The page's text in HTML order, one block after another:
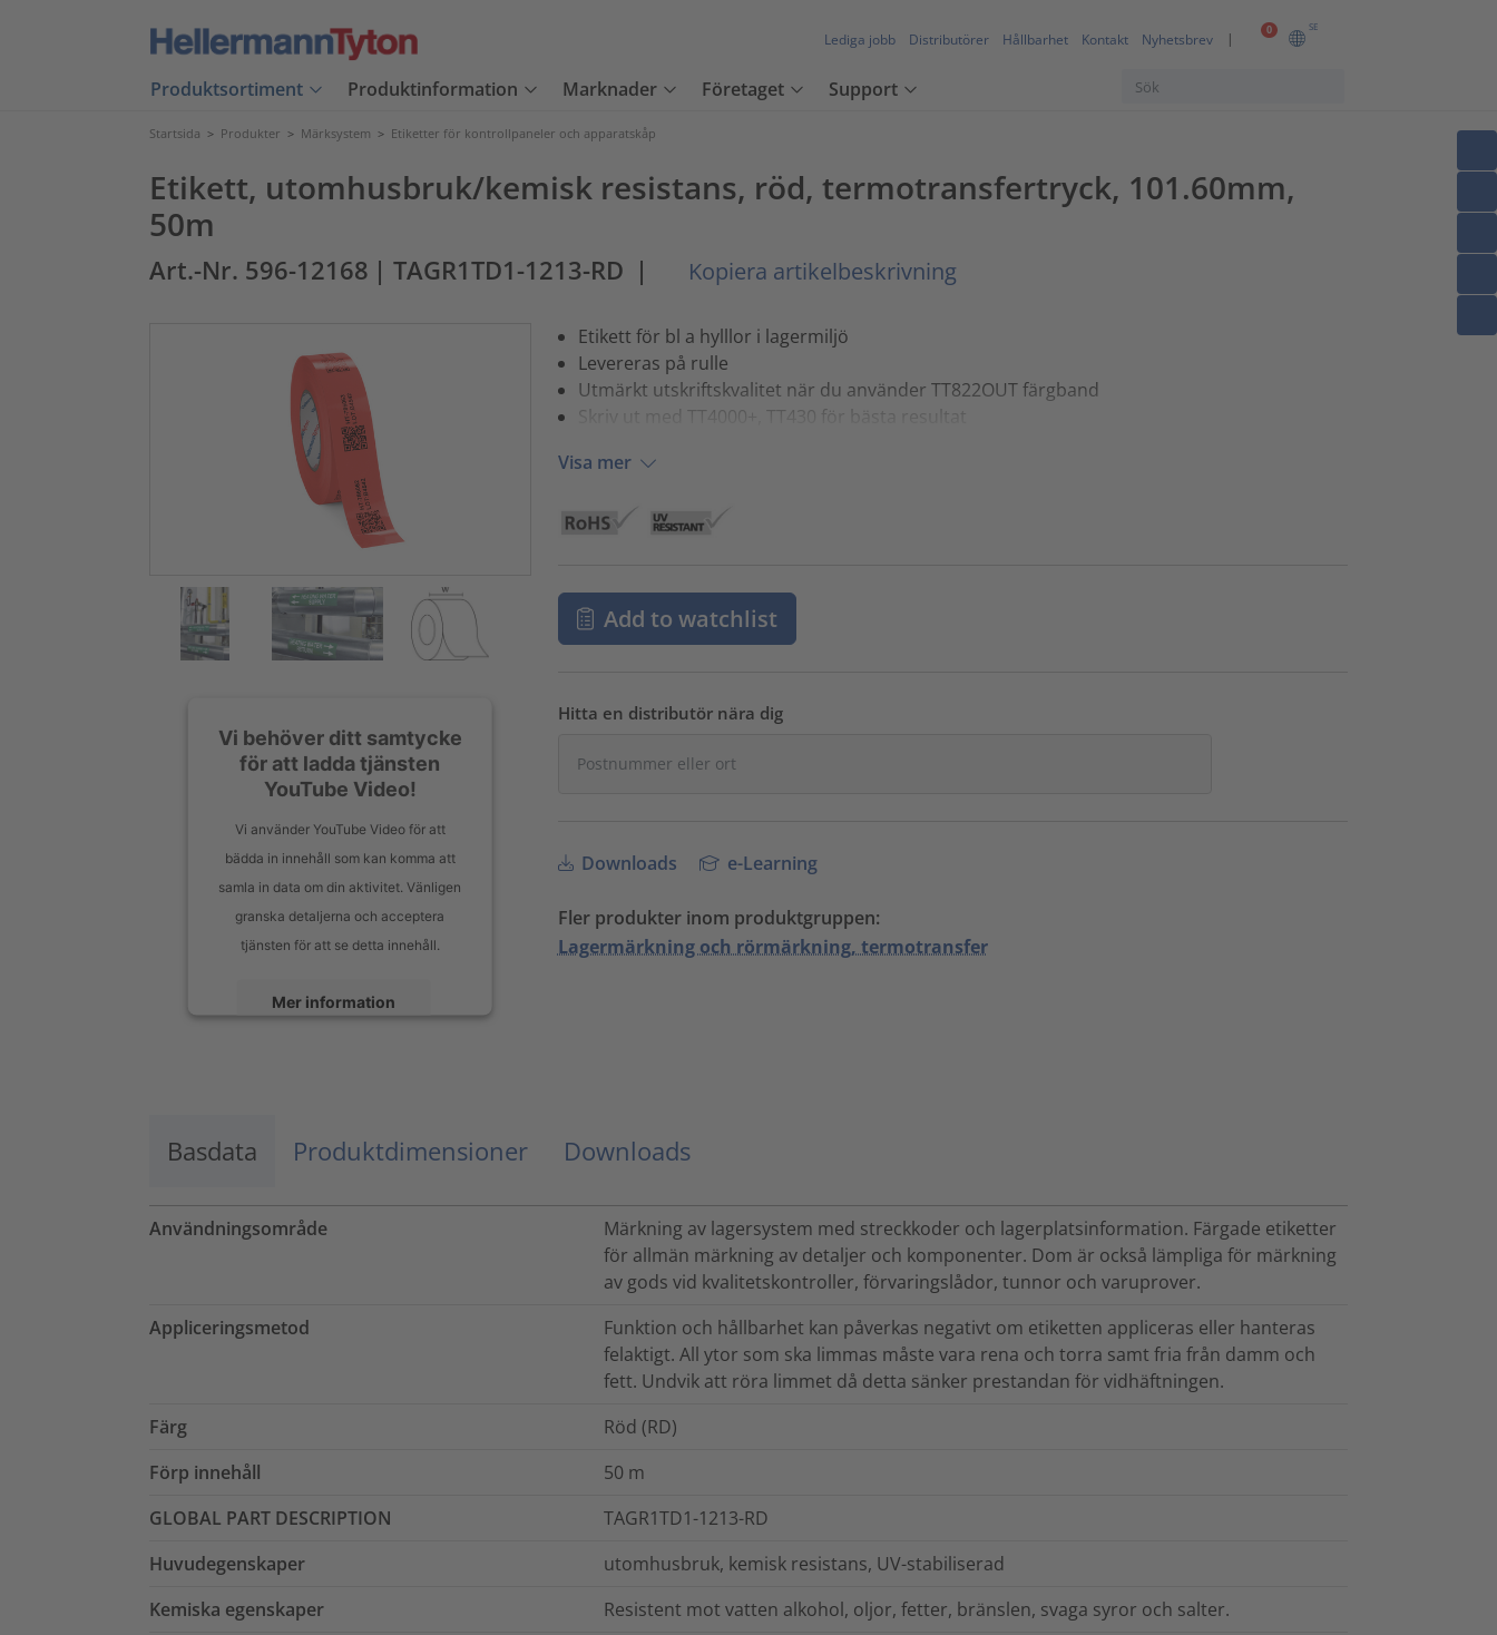
0 SE
Lediga jobb Distributörer Hållbarhet Kontakt Nyhetsbrev
Produktsortiment Produktinformation Marknader Företaget Support
Startsida > Produkter > Märksystem > Etiketter för kontrollpaneler och apparatskåp
Etikett, utomhusbruk/kemisk resistans, röd, termotransfertryck, 101.60mm,
50m
Art.-Nr. 596-12168 | TAGR1TD1-1213-RD | Kopiera artikelbeskrivning
Vi behöver ditt samtycke
för att ladda tjänsten
YouTube Video!
Vi använder YouTube Video för att
bädda in innehåll som kan komma att
samla in data om din aktivitet. Vänligen
granska detaljerna och acceptera
tjänsten för att se detta innehåll.
Mer information
Etikett för bl a hylllor i lagermiljö
Levereras på rulle
Utmärkt utskriftskvalitet när du använder TT822OUT färgband
Skriv ut med TT4000+, TT430 för bästa resultat
Visa mer
Add to watchlist
Hitta en distributör nära dig
Downloads e-Learning
Fler produkter inom produktgruppen:
Lagermärkning och rörmärkning, termotransfer
Basdata Produktdimensioner Downloads
Användningsområde
Märkning av lagersystem med streckkoder och lagerplatsinformation. Färgade etiketter
för allmän märkning av detaljer och komponenter. Dom är också lämpliga för märkning
av gods vid kvalitetskontroller, förvaringslådor, tunnor och varuprover.
Appliceringsmetod
Funktion och hållbarhet kan påverkas negativt om etiketten appliceras eller hanteras
felaktigt. All ytor som ska limmas måste vara rena och torra samt fria från damm och
fett. Undvik att röra limmet då detta sänker prestandan för vidhäftningen.
Färg
Röd (RD)
Förp innehåll
50 m
GLOBAL PART DESCRIPTION
TAGR1TD1-1213-RD
Huvudegenskaper
utomhusbruk, kemisk resistans, UV-stabiliserad
Kemiska egenskaper
Resistent mot vatten alkohol, oljor, fetter, bränslen, svaga syror och salter.